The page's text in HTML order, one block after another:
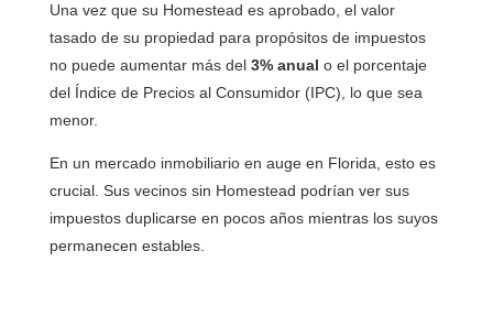
Una vez que su Homestead es aprobado, el valor
tasado de su propiedad para propósitos de impuestos
no puede aumentar más del 3% anual o el porcentaje
del Índice de Precios al Consumidor (IPC), lo que sea
menor.
En un mercado inmobiliario en auge en Florida, esto es
crucial. Sus vecinos sin Homestead podrían ver sus
impuestos duplicarse en pocos años mientras los suyos
permanecen estables.